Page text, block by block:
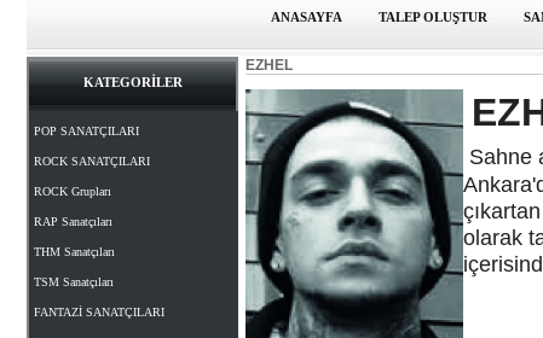
ANASAYFA TALEP OLUŞTUR
KATEGORİLER
POP SANATÇILARI
ROCK SANATÇILARI
ROCK Grupları
RAP Sanatçıları
THM Sanatçıları
TSM Sanatçıları
FANTAZİ SANATÇILARI
EZHEL
Sahne
olarak